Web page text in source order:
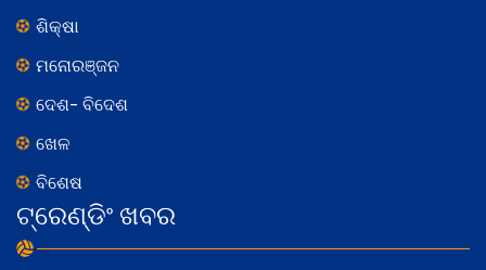
ଶିକ୍ଷା
ମନୋରଞ୍ଜନ
ଦେଶ- ବିଦେଶ
ଖେଳ
ବିଶେଷ
ଟ୍ରେଣ୍ଡିଂ ଖବର